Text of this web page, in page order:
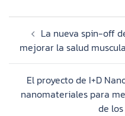
La nueva spin-off
mejorar la salud
El proyecto de I+D
nanomateriales para
de